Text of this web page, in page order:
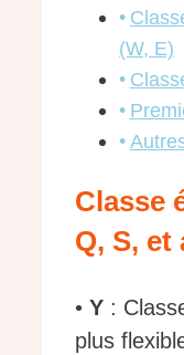
(W, E)
Classe
Q, S, et
• Y :
plus